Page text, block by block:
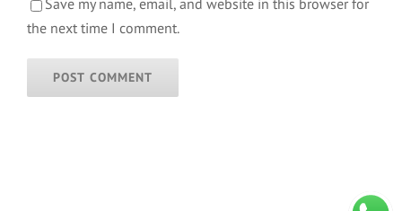
Save my name, email, and website in this browser for
the next time I comment.